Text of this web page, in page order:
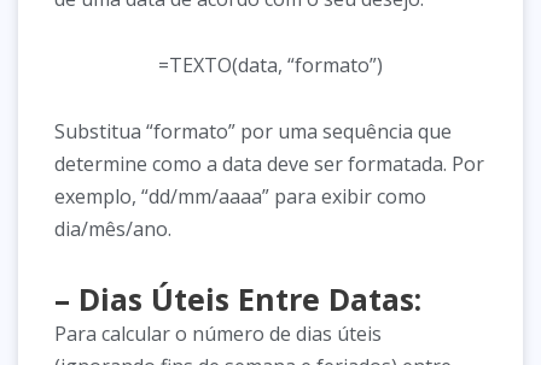
=TEXTO(data, “formato”)
Substitua “formato” por uma sequência que
determine como a data deve ser formatada. Por
exemplo, “dd/mm/aaaa” para exibir como
dia/mês/ano.
– Dias Úteis Entre Datas:
Para calcular o número de dias úteis